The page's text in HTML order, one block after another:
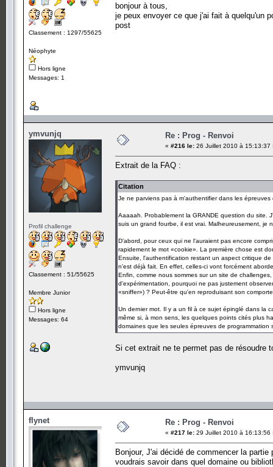
Classement : 1297/55625
Néophyte
Hors ligne
Messages: 1
bonjour à tous,
je peux envoyer ce que j'ai fait à quelqu'un
post
ymvunjq
Profil challenge
Classement : 51/55625
Membre Junior
Hors ligne
Messages: 64
Re : Prog - Renvoi
« #216 le: 26 Juillet 2010 à 15:13:37
Extrait de la FAQ :
Citation
Je ne parviens pas à m'authentifier dans les épreuves
Aaaaah. Probablement la GRANDE question du site.
suis un grand fourbe, il est vrai. Malheureusement, je
D'abord, pour ceux qui ne l'auraient pas encore
rapidement le mot «cookie». La première chose est
Ensuite, l'authentification restant un aspect critique
n'est déjà fait. En effet, celles-ci vont forcément
Enfin, comme nous sommes sur un site de
d'expérimentation, pourquoi ne pas justement
«sniffer») ? Peut-être qu'en reproduisant son
Un dernier mot. Il y a un fil à ce sujet épinglé dans la
même si, à mon sens, les quelques points cités plus
domaines que les seules épreuves de programmation
Si cet extrait ne te permet pas de résoudre
ymvunjq
flynet Re : Prog - Renvoi
« #217 le: 29 Juillet 2010 à 16:13:56
Bonjour, J'ai décidé de commencer la
voudrais savoir dans quel domaine ou